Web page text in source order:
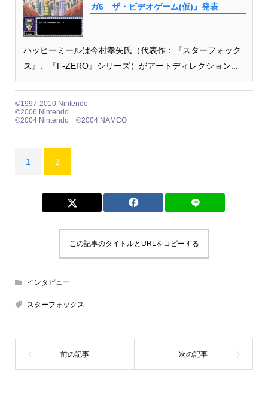
ガ6 ザ・ビデオゲーム(仮)』発表
ハッピーミールは今村孝矢氏（代表作：『スターフォック
ス』、『F-ZERO』シリーズ）がアートディレクション...
©1997-2010 Nintendo
©2006 Nintendo
©2004 Nintendo ©2004 NAMCO
1 2
この記事のタイトルとURLをコピーする
インタビュー
スターフォックス